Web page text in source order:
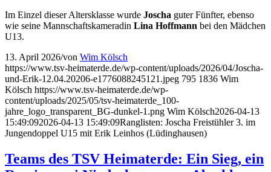
Im Einzel dieser Altersklasse wurde Joscha guter Fünfter, ebenso
wie seine Mannschaftskameradin Lina Hoffmann bei den Mädchen
U13.
13. April 2026/von Wim Kölsch
https://www.tsv-heimaterde.de/wp-content/uploads/2026/04/Joscha-
und-Erik-12.04.20206-e1776088245121.jpeg 795 1836 Wim
Kölsch https://www.tsv-heimaterde.de/wp-
content/uploads/2025/05/tsv-heimaterde_100-
jahre_logo_transparent_BG-dunkel-1.png Wim Kölsch2026-04-13
15:49:092026-04-13 15:49:09Ranglisten: Joscha Freistühler 3. im
Jungendoppel U15 mit Erik Leinhos (Lüdinghausen)
Teams des TSV Heimaterde: Ein Sieg, ein